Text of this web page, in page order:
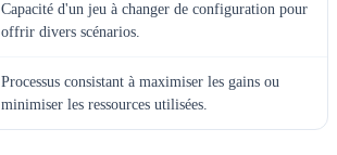
Capacité d'un jeu à changer de configuration pour
offrir divers scénarios.
Processus consistant à maximiser les gains ou
minimiser les ressources utilisées.